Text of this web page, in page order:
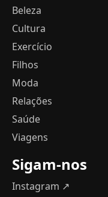
Beleza
Cultura
Exercício
Filhos
Moda
Relações
Saúde
Viagens
Sigam-nos
Instagram ↗